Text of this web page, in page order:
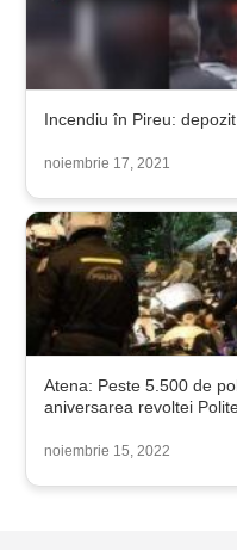
Incendiu în Pireu:
noiembrie 17, 2021
Atena: Peste 5.500 de
aniversarea revoltei
noiembrie 15, 2022